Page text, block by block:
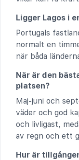
Ligger Lagos i
Portugals
normalt en
när båda
När är den
platsen?
Maj-juni och
väder och god
och livligast,
av regn och ett
Hur är